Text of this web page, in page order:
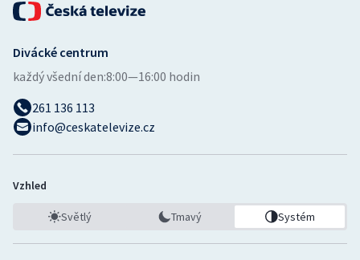
Ostatní
Divácké centrum
každý všední den:8:00—16:00 hodin
261 136 113
info@ceskatelevize.cz
Vzhled
Světlý Tmavý Systém